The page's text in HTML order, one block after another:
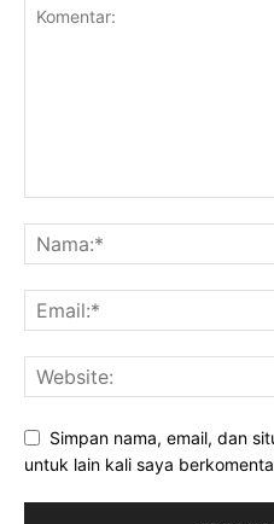
Simpan nama, email, dan
untuk lain kali saya